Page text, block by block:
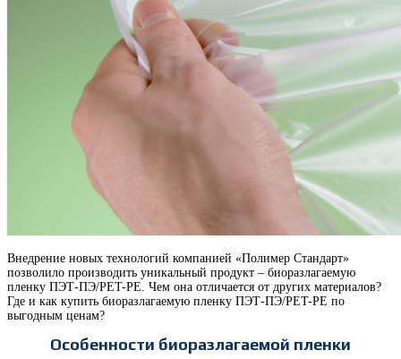
Внедрение новых технологий компанией «Полимер Стандарт»
позволило производить уникальный продукт – биоразлагаемую
пленку ПЭТ-ПЭ/PET-PE. Чем она отличается от других материалов?
Где и как купить биоразлагаемую пленку ПЭТ-ПЭ/PET-PE по
выгодным ценам?
Особенности биоразлагаемой пленки